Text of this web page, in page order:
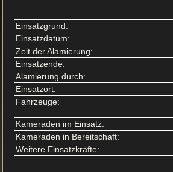
Einsatzgrund:
Einsatzdatum:
Zeit der Alamierung:
Einsatzende:
Alamierung durch:
Einsatzort:
Fahrzeuge:
Kameraden im Einsatz:
Kameraden in Bereitschaft:
Weitere Einsatzkräfte: